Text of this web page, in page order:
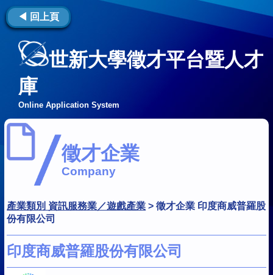
◀ 回上頁
世新大學徵才平台暨人才
庫
Online Application System
徵才企業
Company
產業類別 資訊服務業／遊戲產業 >徵才企業 印度商威普羅股
份有限公司
印度商威普羅股份有限公司